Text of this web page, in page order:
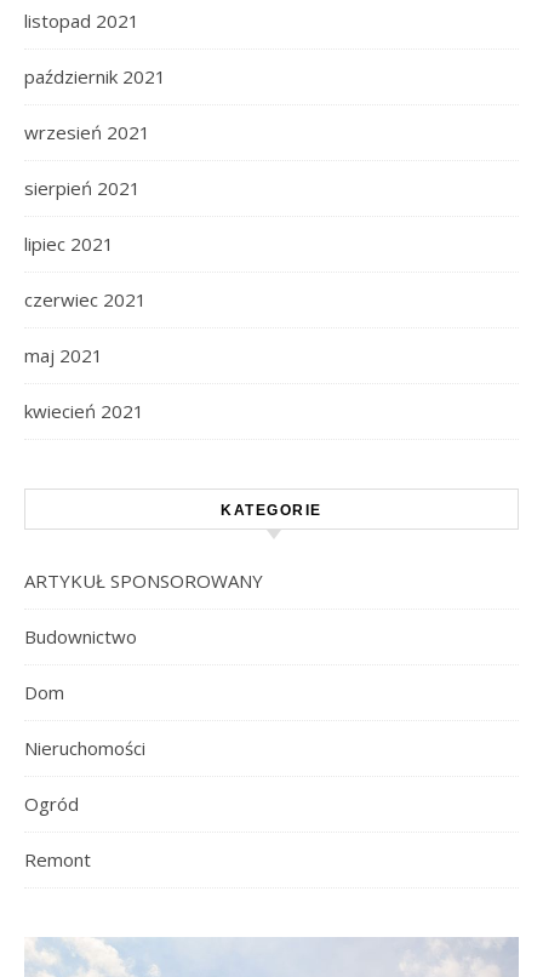
listopad 2021
październik 2021
wrzesień 2021
sierpień 2021
lipiec 2021
czerwiec 2021
maj 2021
kwiecień 2021
KATEGORIE
ARTYKUŁ SPONSOROWANY
Budownictwo
Dom
Nieruchomości
Ogród
Remont